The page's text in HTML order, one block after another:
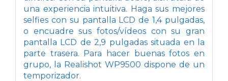
una experiencia intuitiva. Haga sus mejores
selfies con su pantalla LCD de 1,4 pulgadas,
o encuadre sus fotos/vídeos con su gran
pantalla LCD de 2,9 pulgadas situada en la
parte trasera. Para hacer buenas fotos en
grupo, la Realishot WP9500 dispone de un
temporizador.